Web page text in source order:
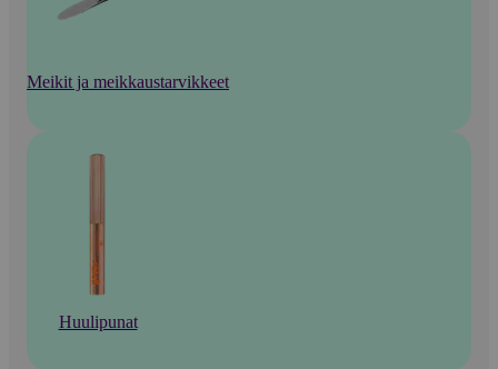
Meikit ja meikkaustarvikkeet
Huulipunat